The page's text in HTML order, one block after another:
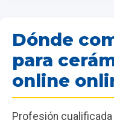
Dónde
para
online
Profesión